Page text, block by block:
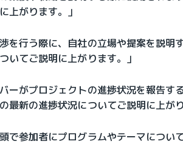
上がります。」
を行う際に、自社の立場や提案を説明
いてご説明に上がります。」
ーがプロジェクトの進捗状況を報告す
最新の進捗状況についてご説明に上が
で参加者にプログラムやテーマについ